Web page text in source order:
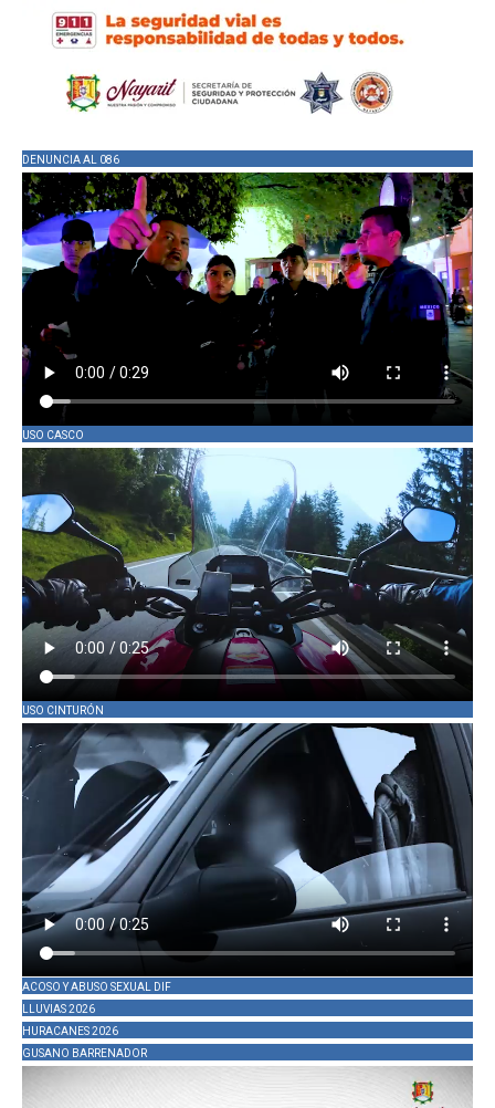
DENUNCIA AL 086
USO CASCO
USO CINTURÓN
ACOSO Y ABUSO SEXUAL DIF
LLUVIAS 2026
HURACANES 2026
GUSANO BARRENADOR